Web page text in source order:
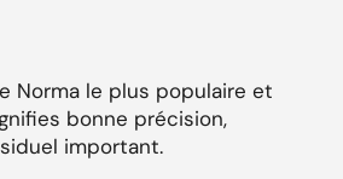
Norma le plus populaire et
bonne précision,
important.